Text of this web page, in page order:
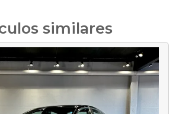
similares